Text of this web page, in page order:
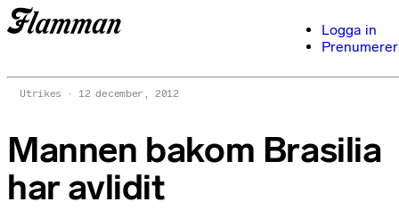
Logga in
Utrikes 12 december, 2012
Mannen bakom Brasilia
har avlidit